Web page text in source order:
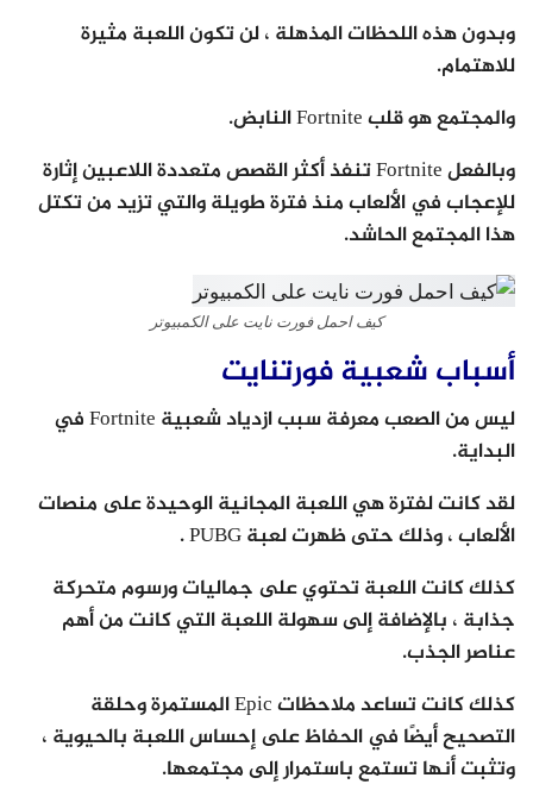
وبدون هذه اللحظات المذهلة ، لن تكون اللعبة مثيرة
للاهتمام.
والمجتمع هو قلب Fortnite النابض.
وبالفعل Fortnite تنفذ أكثر القصص متعددة اللاعبين إثارة
للإعجاب في الألعاب منذ فترة طويلة والتي تزيد من تكتل
هذا المجتمع الحاشد.
كيف احمل فورت نايت على الكمبيوتر
أسباب شعبية فورتنايت
ليس من الصعب معرفة سبب ازدياد شعبية Fortnite في
البداية.
لقد كانت لفترة هي اللعبة المجانية الوحيدة على منصات
الألعاب ، وذلك حتى ظهرت لعبة PUBG .
كذلك كانت اللعبة تحتوي على جماليات ورسوم متحركة
جذابة ، بالإضافة إلى سهولة اللعبة التي كانت من أهم
عناصر الجذب.
كذلك كانت تساعد ملاحظات Epic المستمرة وحلقة
التصحيح أيضًا في الحفاظ على إحساس اللعبة بالحيوية ،
وتثبت أنها تستمع باستمرار إلى مجتمعها.